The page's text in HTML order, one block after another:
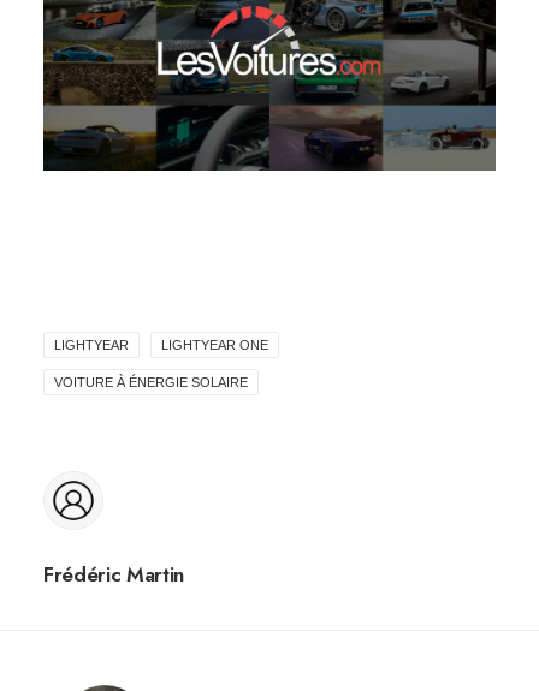
LIGHTYEAR LIGHTYEAR ONE
VOITURE À ÉNERGIE SOLAIRE
Frédéric Martin